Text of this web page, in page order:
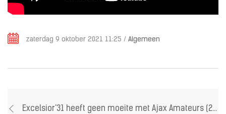
zaterdag 9 oktober 2021 11:25 / Algemeen
Excelsior'31 heeft geen moeite met Ajax Amateurs (2-0)